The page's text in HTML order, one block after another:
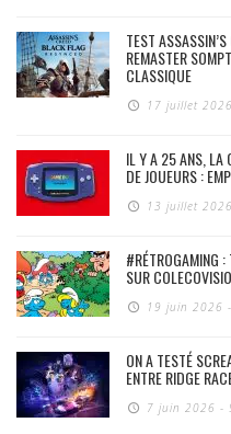
TEST
REMASTER
CLASSIQUE
17 juillet
IL Y A 25 ANS, LA
DE JOUEURS :
13 juillet
#RÉTROGAMING
SUR
19 juin 2026
ON A TESTÉ
ENTRE RIDGE
7 juin 2026 -